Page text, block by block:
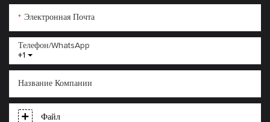
Электронная Почта
+1
Телефон/WhatsApp
Название Компании
Файл